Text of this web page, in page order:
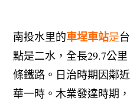
南投水里的車埕車站是
點是二水，全長29.7公
條鐵路。日治時期因鄰
華一時。木業發達時期